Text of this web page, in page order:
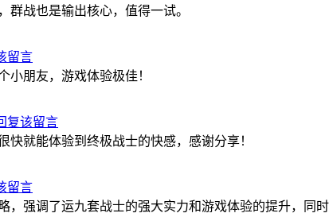
群战也是输出核心，值得一试。
留言
小朋友，游戏体验极佳！
复该留言
就能体验到终极战士的快感，感谢分享！
留言
，强调了运九套战士的强大实力和游戏体验的提升，同